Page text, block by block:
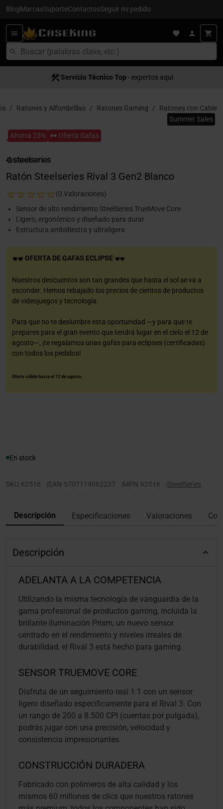
BlogMarcasSuporteContactosSeguir mi pedido
Servício Técnico Top - expertos aquí
Ratones y Alfombrillas Ratones Gaming Ratones con Cable
Ahorra 23% 🕶️ Oferta Gafas
Summer Sales
Ratón Steelseries Rival 3 Gen2 Blanco
(0 Valoraciones)
Sensor de alto rendimiento SteelSeries TrueMove Core
Ligero, ergonómico y diseñado para durar
Estructura ambidiestra y ultraligera
OFERTA DE GAFAS ECLIPSE
Nuestros descuentos son tan grandes que hasta el sol se va a
esconder. Hemos rebajado los precios de cientos de productos
de videojuegos y tecnología.
Para que no te deslumbre esta oportunidad —y para que te
prepares para el gran evento que tendrá lugar en el cielo el 12 de
agosto—, ¡te regalamos unas gafas para eclipses (certificadas)
con todos los pedidos!
Oferta válida hasta el 12 de agosto.
En stock
SKU 62516 |EAN 5707119062237 |MPN 62516 |SteelSeries
Descripción Especificaciones Valoraciones
Descripción
ADELANTA A LA COMPETENCIA
Utilizando la misma tecnología de vanguardia de la
gama profesional de productos gaming, incluida la
brillante iluminación Prism, un nuevo sensor
centrado en el rendimiento y niveles irreales de
durabilidad, el Rival 3 está hecho para gaming.
SENSOR TRUEMOVE CORE
Disfruta de un seguimiento real 1:1 con un sensor
ligero diseñado específicamente para el Rival 3. Con
un rango de 200 a 8.500 CPI (cuentas por pulgada),
podrás jugar con una precisión, velocidad y
consistencia impresionantes.
CONSTRUCCIÓN DURADERA
Fabricado con polímeros de alta calidad y los
mismos 60 millones de clics que nuestros ratones